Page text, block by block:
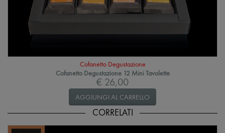
Cofanetto Degustazione
Cofanetto Degustazione 12 Mini Tavolette
€ 26,00
AGGIUNGI AL CARRELLO